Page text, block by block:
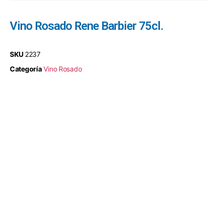
Vino Rosado Rene Barbier 75cl.
SKU 2237
Categoría Vino Rosado